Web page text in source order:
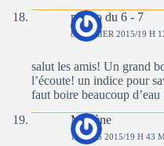
momo du 6 - 7
8 FÉVRIER 2015/19 H
salut les amis! Un grand
l’écoute! un indice pour
faut boire beaucoup d’eau
Marlène
1 MARS 2015/19 H 43